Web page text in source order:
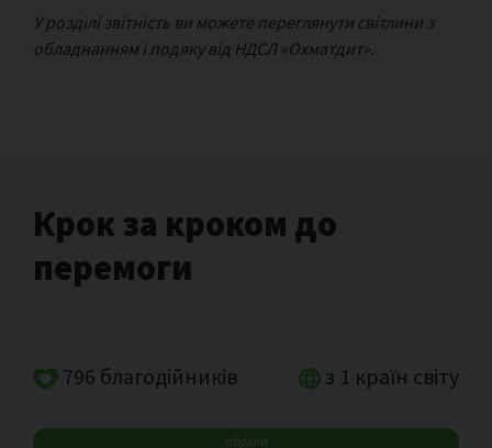
У розділі звітність ви можете переглянути світлини з
обладнанням і подяку від НДСЛ «Охматдит».
Крок за кроком до
перемоги
796 благодійників з 1 країн світу
зібрали